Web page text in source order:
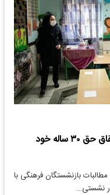
فرهنگیان بازنشسته امروز به دنبال احقاق حق ۳۰ ساله خود
بازنشستگان فرهنگی با
نشستی…